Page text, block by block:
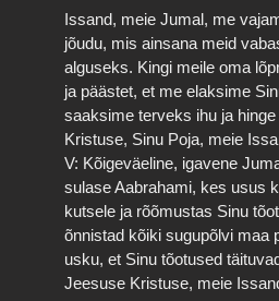
Issand, meie Jumal, me
jõudu, mis ainsana meid
alguseks. Kingi meile oma
ja päästet, et me elaksime
saaksime terveks ihu ja
Kristuse, Sinu Poja, meie
V: Kõigeväeline, igavene
sulase Aabrahami, kes usus
kutsele ja rõõmustas Sinu
õnnistad kõiki sugupõlvi maa
usku, et Sinu tõotused
Jeesuse Kristuse, meie